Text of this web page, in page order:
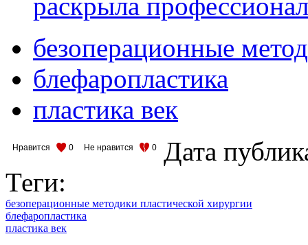
безоперационные
блефаропластика
пластика век
Нравится 0 Не нравится 0
Дата
Теги:
безоперационные методики пластической хирургии
блефаропластика
пластика век